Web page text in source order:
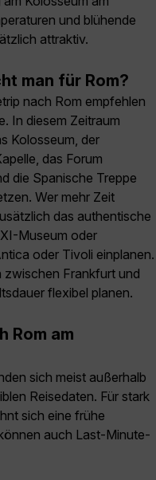
und blühende
attraktiv.
man für Rom?
nach Rom empfehlen
In diesem Zeitraum
Kolosseum, der
das Forum
die Spanische Treppe
Wer mehr Zeit
das authentische
Museum oder
oder Tivoli einplanen.
zwischen Frankfurt und
flexibel planen.
Rom am
sich meist außerhalb
Reisedaten. Für stark
sich eine frühe
auch Last-Minute-